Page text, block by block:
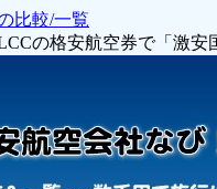
比較/一覧
の格安航空券で「激